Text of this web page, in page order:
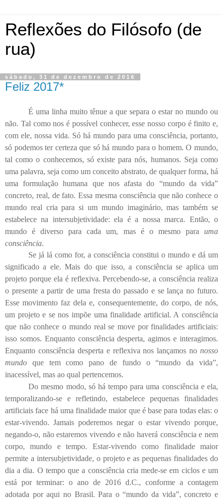
Reflexões do Filósofo (de
rua)
sábado, 31 de dezembro de 2016
Feliz 2017*
É uma linha muito tênue a que separa o estar no mundo ou
não. Tal como nos é possível conhecer, esse nosso corpo é finito e,
com ele, nossa vida. Só há mundo para uma consciência, portanto,
só podemos ter certeza que só há mundo para o homem. O mundo,
tal como o conhecemos, só existe para nós, humanos. Seja como
uma palavra, seja como um conceito abstrato, de qualquer forma, há
uma formulação humana que nos afasta do “mundo da vida”
concreto, real, de fato. Essa mesma consciência que não conhece o
mundo real cria para si um mundo imaginário, mas também se
estabelece na intersubjetividade: ela é a nossa marca. Então, o
mundo é diverso para cada um, mas é o mesmo para uma
consciência.
Se já lá como for, a consciência constitui o mundo e dá um
significado a ele. Mais do que isso, a consciência se aplica um
projeto porque ela é reflexiva. Percebendo-se, a consciência realiza
o presente a partir de uma fresta do passado e se lança no futuro.
Esse movimento faz dela e, consequentemente, do corpo, de nós,
um projeto e se nos impõe uma finalidade artificial. A consciência
que não conhece o mundo real se move por finalidades artificiais:
isso somos. Enquanto consciência desperta, agimos e interagimos.
Enquanto consciência desperta e reflexiva nos lançamos no nosso
mundo que tem como pano de fundo o “mundo da vida”,
inacessível, mas ao qual pertencemos.
Do mesmo modo, só há tempo para uma consciência e ela,
temporalizando-se e refletindo, estabelece pequenas finalidades
artificiais face há uma finalidade maior que é base para todas elas: o
estar-vivendo. Jamais poderemos negar o estar vivendo porque,
negando-o, não estaremos vivendo e não haverá consciência e nem
corpo, mundo e tempo. Estar-vivendo como finalidade maior
permite a intersubjetividade, o projeto e as pequenas finalidades do
dia a dia. O tempo que a consciência cria mede-se em ciclos e um
está por terminar: o ano de 2016 d.C., conforme a contagem
adotada por aqui no Brasil. Para o “mundo da vida”, concreto e